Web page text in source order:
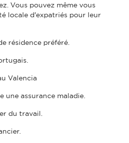
Vous pouvez même vous
locale d'expatriés pour leur
résidence préféré.
Valencia
une assurance maladie.
du travail.